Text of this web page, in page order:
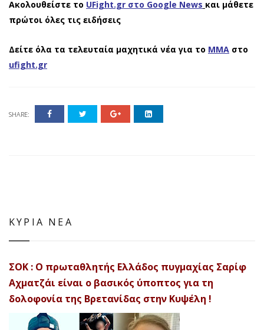
Ακολουθείστε το UFight.gr στο Google News και μάθετε
πρώτοι όλες τις ειδήσεις
Δείτε όλα τα τελευταία μαχητικά νέα για το ΜΜΑ στο
ufight.gr
SHARE:
ΚΥΡΙΑ ΝΕΑ
ΣΟΚ : Ο πρωταθλητής Ελλάδος πυγμαχίας Σαρίφ
Αχματζάι είναι ο βασικός ύποπτος για τη
δολοφονία της Βρετανίδας στην Κυψέλη !